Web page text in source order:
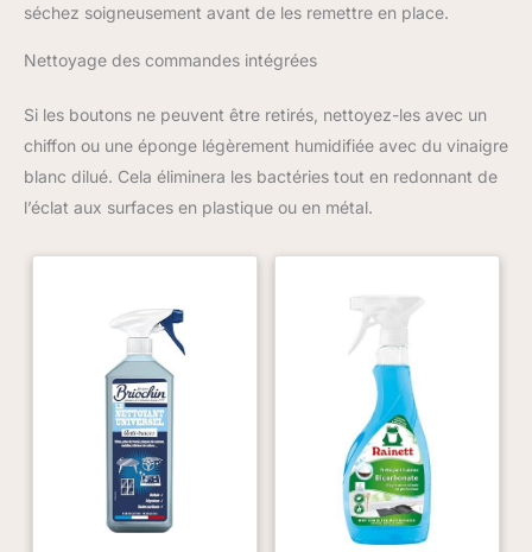
séchez soigneusement avant de les remettre en place.
Nettoyage des commandes intégrées
Si les boutons ne peuvent être retirés, nettoyez-les avec un
chiffon ou une éponge légèrement humidifiée avec du vinaigre
blanc dilué. Cela éliminera les bactéries tout en redonnant de
l’éclat aux surfaces en plastique ou en métal.